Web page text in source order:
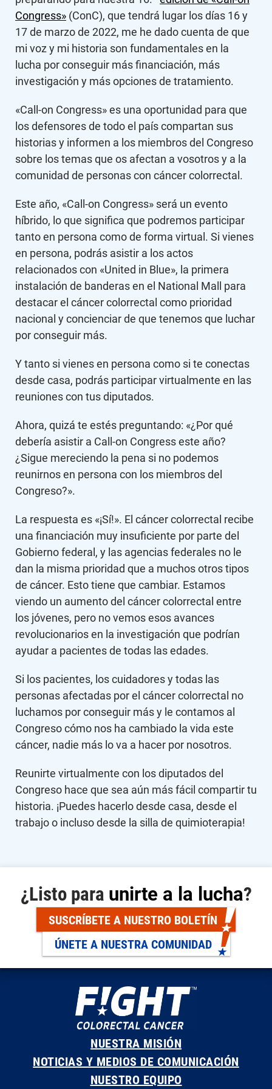
Congress» (ConC), que tendrá lugar los días 16 y
17 de marzo de 2022, me he dado cuenta de que
mi voz y mi historia son fundamentales en la
lucha por conseguir más financiación, más
investigación y más opciones de tratamiento.
«Call-on Congress» es una oportunidad para que
los defensores de todo el país compartan sus
historias y informen a los miembros del Congreso
sobre los temas que os afectan a vosotros y a la
comunidad de personas con cáncer colorrectal.
Este año, «Call-on Congress» será un evento
híbrido, lo que significa que podremos participar
tanto en persona como de forma virtual. Si vienes
en persona, podrás asistir a los actos
relacionados con «United in Blue», la primera
instalación de banderas en el National Mall para
destacar el cáncer colorrectal como prioridad
nacional y concienciar de que tenemos que luchar
por conseguir más.
Y tanto si vienes en persona como si te conectas
desde casa, podrás participar virtualmente en las
reuniones con tus diputados.
Ahora, quizá te estés preguntando: «¿Por qué
debería asistir a Call-on Congress este año?
¿Sigue mereciendo la pena si no podemos
reunirnos en persona con los miembros del
Congreso?».
La respuesta es «¡Sí!». El cáncer colorrectal recibe
una financiación muy insuficiente por parte del
Gobierno federal, y las agencias federales no le
dan la misma prioridad que a muchos otros tipos
de cáncer. Esto tiene que cambiar. Estamos
viendo un aumento del cáncer colorrectal entre
los jóvenes, pero no vemos esos avances
revolucionarios en la investigación que podrían
ayudar a pacientes de todas las edades.
Si los pacientes, los cuidadores y todas las
personas afectadas por el cáncer colorrectal no
luchamos por conseguir más y le contamos al
Congreso cómo nos ha cambiado la vida este
cáncer, nadie más lo va a hacer por nosotros.
Reunirte virtualmente con los diputados del
Congreso hace que sea aún más fácil compartir tu
historia. ¡Puedes hacerlo desde casa, desde el
trabajo o incluso desde la silla de quimioterapia!
¿Listo para unirte a la lucha?
SUSCRÍBETE A NUESTRO BOLETÍN
ÚNETE A NUESTRA COMUNIDAD
NUESTRA MISIÓN
NOTICIAS Y MEDIOS DE COMUNICACIÓN
NUESTRO EQUIPO